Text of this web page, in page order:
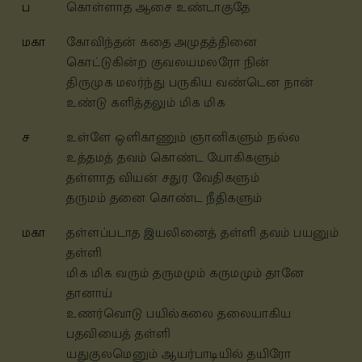
ப
கொள்ளாத ஆசை உண்டாகுதே
மகா
கோவிந்தன் கதை அமுதத்தினை
கொட்டுகின்ற குவலயமலரோ நின்
திருமுக மலர்ந்து பருகிய வண்டென நான்
உண்டு களித்தலும் மிக மிக
ச
உள்ளே ஒளிகாணும் ஞானிகளும் நல்ல
உத்தமத் தவம் கொண்ட யோகிகளும்
தள்ளாத வியன் சதுர வேதிகளும்
தருமம் தனை கொண்ட நீதிகளும்
மகா
தள்ளப்படாத இயலினைத் தள்ளி தவம் பயனும்
தள்ளி
மிக மிக வரும் தருமமும் கருமமும் தானே
தானாய்
உணர்வொடு பயில்கலை தலையாகிய
பதவியைத் தள்ளி
யதுகுலமெனும் ஆயர்பாடியில் தயிரோ